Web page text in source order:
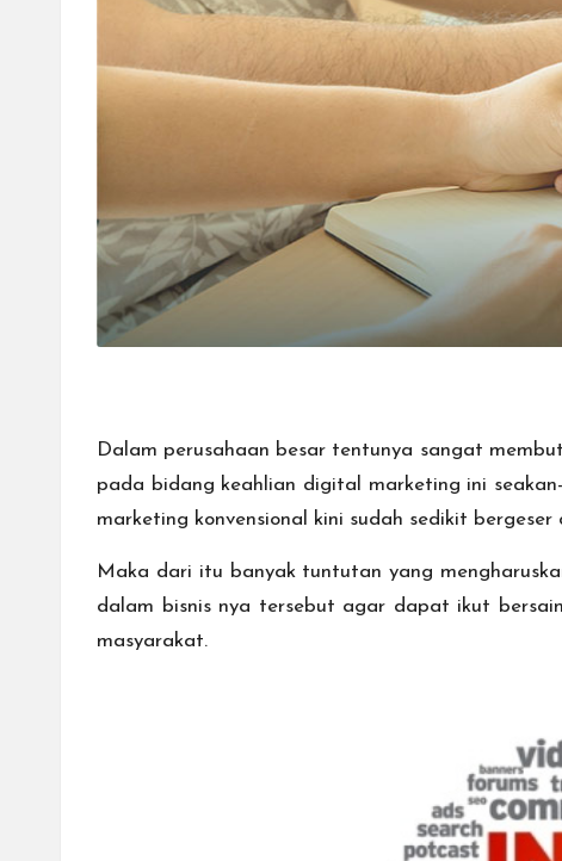
Dalam perusahaan besar tentunya sangat
pada bidang keahlian digital marketing ini
marketing konvensional kini sudah sedikit
Maka dari itu banyak tuntutan yang
dalam bisnis nya tersebut agar dapat ikut
masyarakat.